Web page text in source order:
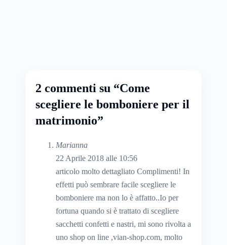
2 commenti su “Come
scegliere le bomboniere per il
matrimonio”
Marianna
22 Aprile 2018 alle 10:56
articolo molto dettagliato Complimenti! In
effetti può sembrare facile scegliere le
bomboniere ma non lo è affatto..Io per
fortuna quando si è trattato di scegliere
sacchetti confetti e nastri, mi sono rivolta a
uno shop on line ,vian-shop.com, molto